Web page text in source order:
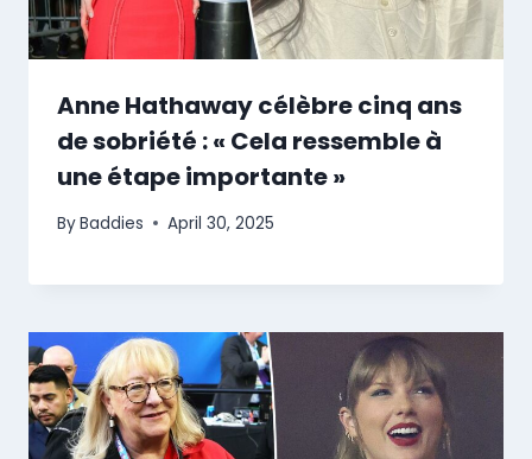
Anne Hathaway célèbre cinq ans
de sobriété : « Cela ressemble à
une étape importante »
ByBaddies April 30, 2025